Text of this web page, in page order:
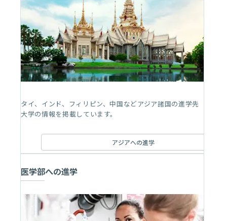
タイ、インド、フィリピン、中国などアジア諸国の進学先
大学の情報を掲載しています。
アジアへの進学
医学部への進学